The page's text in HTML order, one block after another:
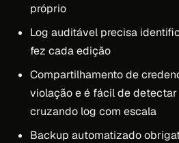
próprio
Log auditável precisa
fez cada edição
Compartilhamento de
violação e é fácil de
cruzando log com escala
Backup automatizado